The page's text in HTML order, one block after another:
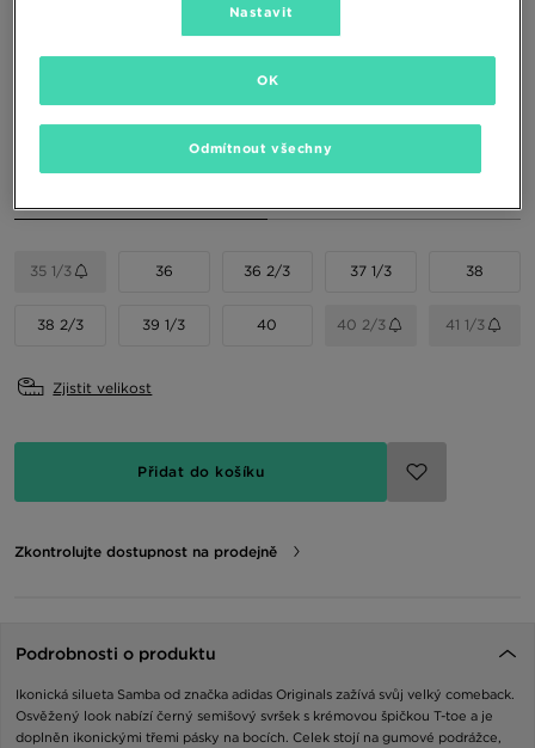
35 1/3 36 36 2/3 37 1/3 38
38 2/3 39 1/3 40 40 2/3 41 1/3
Zjistit velikost
Přidat do košíku
Zkontrolujte dostupnost na prodejně
Podrobnosti o produktu
Ikonická silueta Samba od značka adidas Originals zažívá svůj velký comeback.
Osvěžený look nabízí černý semišový svršek s krémovou špičkou T-toe a je
doplněn ikonickými třemi pásky na bocích. Celek stojí na gumové podrážce,
Nastavit
Odmítnout všechny
OK